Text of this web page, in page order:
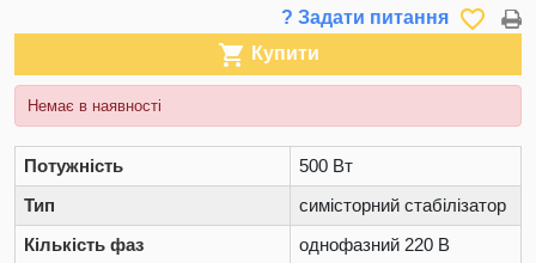
? Задати питання favorite_border
 Купити
Немає в наявності
Потужність
500 Вт
Тип
симісторний стабілізатор
Кількість фаз
однофазний 220 В